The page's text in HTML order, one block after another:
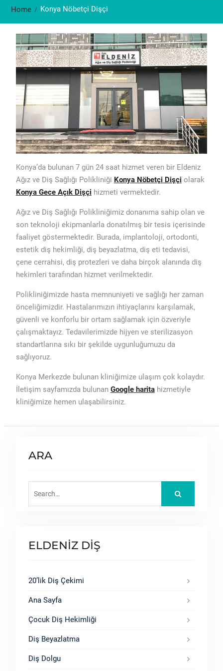
Home Konya Nöbetçi Dişçi
Konya’da bulunan 7 gün 24 saat hizmet veren bir Eldeniz
Ağız ve Diş Sağlığı Polikliniği Konya Nöbetçi Dişçi olarak
Konya Gece Açık Dişçi hizmeti vermektedir.
Ağız ve Diş Sağlığı Polikliniğimiz donanıma sahip olan ve
son teknoloji ekipmanlarla donatılmış bir tesis içerisinde
faaliyet göstermektedir. Burada, implantoloji, ortodonti,
estetik diş hekimliği, diş beyazlatma, diş eti tedavisi,
çene cerrahisi, diş protezleri ve daha birçok alanında diş
hekimleri tarafından hizmet verilmektedir.
Polikliniğimizde hasta memnuniyeti ve sağlığı her zaman
önceliğimizdir. Hastalarımızın ihtiyaçlarını karşılamak,
güvenli ve konforlu bir ortam sağlamak için özveriyle
çalışmaktayız. Tedavilerimizde hijyen ve sterilizasyon
standartlarına sıkı bir şekilde uygunluğumuzu da
sağlıyoruz.
Konya Merkezde bulunan kliniğimize ulaşım çok kolaydır.
İletişim sayfamızda bulunan Google haritahizmetiyle
kliniğimize hemen ulaşabilirsiniz.
ARA
for:
ELDENİZ DİŞ
20’lik Diş Çekimi
Ana Sayfa
Çocuk Diş Hekimliği
Diş Beyazlatma
Diş Dolgu